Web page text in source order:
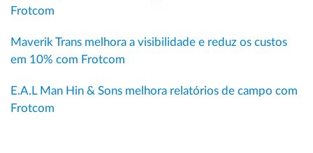
Frotcom
Maverik Trans melhora a visibilidade e reduz os custos
em 10% com Frotcom
E.A.L Man Hin & Sons melhora relatórios de campo com
Frotcom